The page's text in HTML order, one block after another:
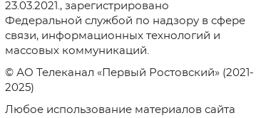
23.03.2021., зарегистрировано
Федеральной службой по надзору в сфере
связи, информационных технологий и
массовых коммуникаций.
© АО Телеканал «Первый Ростовский» (2021-
2025)
Любое использование материалов сайта